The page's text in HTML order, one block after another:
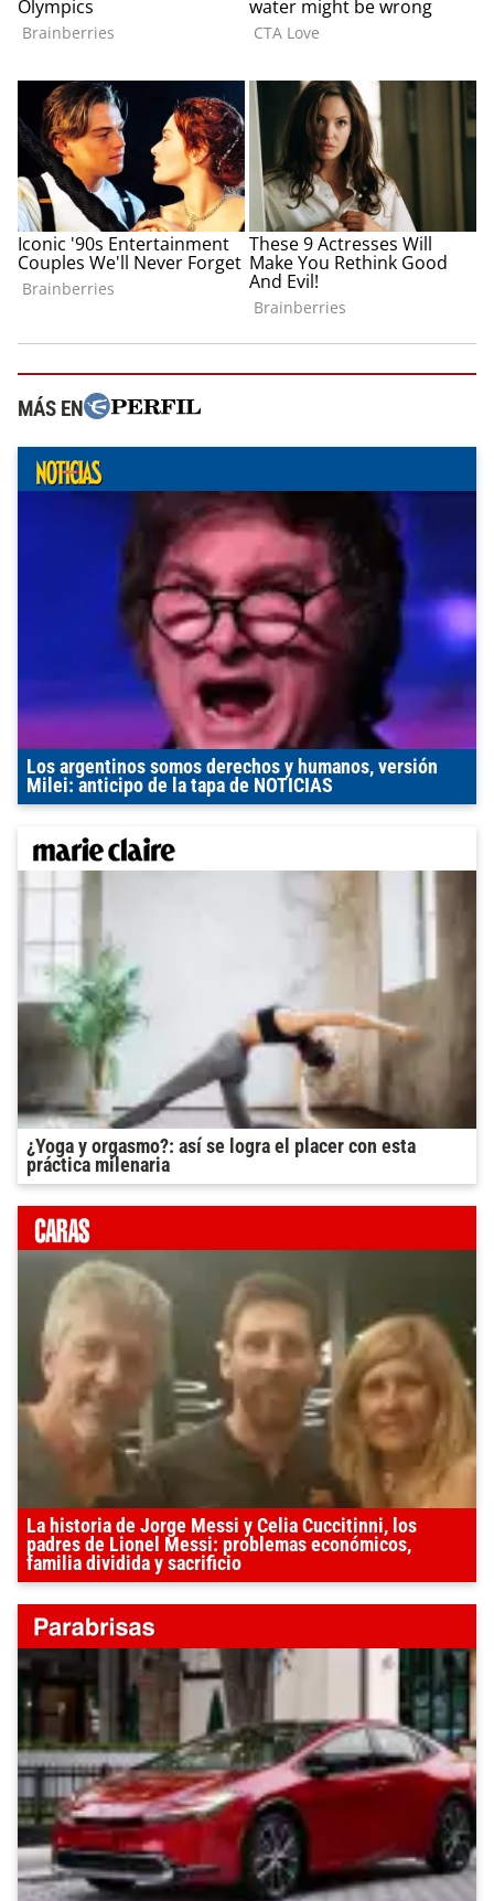
MÁS EN
Los argentinos somos derechos y humanos, versión
Milei: anticipo de la tapa de NOTICIAS
¿Yoga y orgasmo?: así se logra el placer con esta
práctica milenaria
La historia de Jorge Messi y Celia Cuccitinni, los
padres de Lionel Messi: problemas económicos,
familia dividida y sacrificio